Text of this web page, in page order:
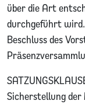
über die Art
durchgeführt
Beschluss des
Sicherstellung